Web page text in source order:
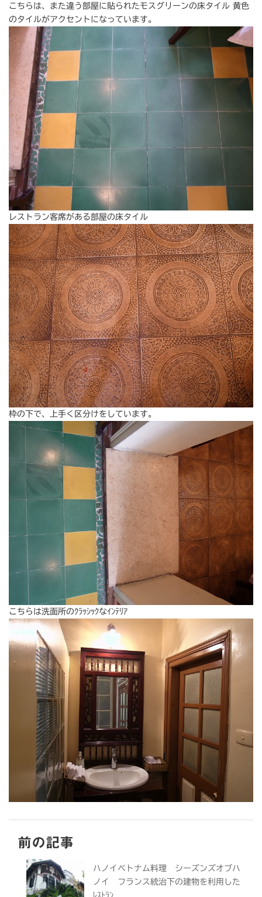
こちらは、また違う部屋に貼られたモスグリーンの床タイル 黄色
のタイルがアクセントになっています。
レストラン客席がある部屋の床タイル
枠の下で、上手く区分けをしています。
こちらは洗面所のｸﾗｯｼｯｸなｲﾝﾃﾘｱ
前の記事
ハノイベトナム料理 シーズンズオブハ
ノイ フランス統治下の建物を利用した
ﾚｽﾄﾗﾝ